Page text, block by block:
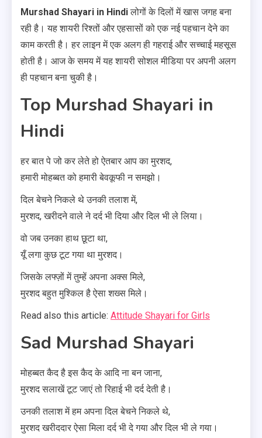
Murshad Shayari in Hindiलोगों के दिलों में खास जगह बना
रही है। यह शायरी रिश्तों और एहसासों को एक नई पहचान देने का
काम करती है। हर लाइन में एक अलग ही गहराई और सच्चाई महसूस
होती है। आज के समय में यह शायरी सोशल मीडिया पर अपनी अलग
ही पहचान बना चुकी है।
Top Murshad Shayari in
Hindi
हर बात पे जो कर लेते हो ऐतबार आप का मुरशद,
हमारी मोहब्बत को हमारी बेवकूफी न समझो।
दिल बेचने निकले थे उनकी तलाश में,
मुरशद, खरीदने वाले ने दर्द भी दिया और दिल भी ले लिया।
वो जब उनका हाथ छूटा था,
यूँ लगा कुछ टूट गया था मुरशद।
जिसके लफ्ज़ों में तुम्हें अपना अक्स मिले,
मुरशद बहुत मुश्किल है ऐसा शख्स मिले।
Read also this article: Attitude Shayari for Girls
Sad Murshad Shayari
मोहब्बत कैद है इस कैद के आदि ना बन जाना,
मुरशद सलाखें टूट जाएं तो रिहाई भी दर्द देती है।
उनकी तलाश में हम अपना दिल बेचने निकले थे,
मुरशद खरीददार ऐसा मिला दर्द भी दे गया और दिल भी ले गया।